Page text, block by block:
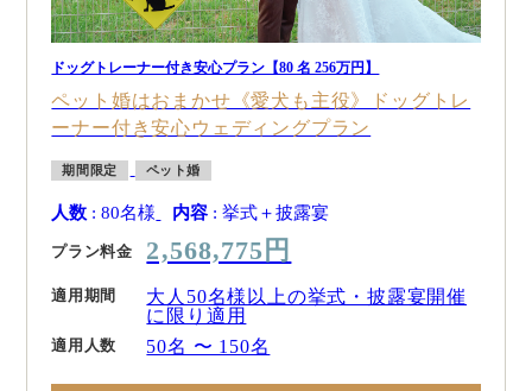
ドッグトレーナー付き安心プラン【80 名 256万円】
ペット婚はおまかせ《愛犬も主役》ドッグトレ
ーナー付き安心ウェディングプラン
期間限定 ペット婚
人数 : 80名様 内容 : 挙式＋披露宴
プラン料金 2,568,775円
適用期間
大人50名様以上の挙式・披露宴開催
に限り適用
適用人数 50名 〜 150名